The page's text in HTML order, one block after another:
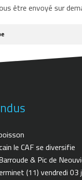
être envoyé sur
le CAF se diversifie
& Pic de
(11) vendredi